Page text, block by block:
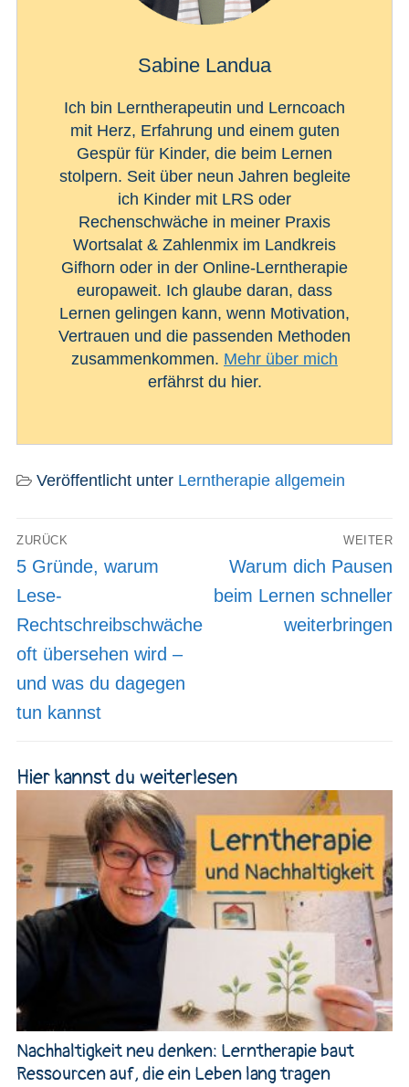
Sabine Landua
Ich bin Lerntherapeutin und Lerncoach
mit Herz, Erfahrung und einem guten
Gespür für Kinder, die beim Lernen
stolpern. Seit über neun Jahren begleite
ich Kinder mit LRS oder
Rechenschwäche in meiner Praxis
Wortsalat & Zahlenmix im Landkreis
Gifhorn oder in der Online-Lerntherapie
europaweit. Ich glaube daran, dass
Lernen gelingen kann, wenn Motivation,
Vertrauen und die passenden Methoden
zusammenkommen. Mehr über mich
erfährst du hier.
Veröffentlicht unter Lerntherapie allgemein
Beitragsnavigation
ZURÜCK
Vorheriger
Beitrag:
5 Gründe, warum
Lese-
Rechtschreibschwäche
oft übersehen wird –
und was du dagegen
tun kannst
WEITER
Nächster
Beitrag:
Warum dich Pausen
beim Lernen schneller
weiterbringen
Hier kannst du weiterlesen
Nachhaltigkeit neu denken: Lerntherapie baut
Ressourcen auf, die ein Leben lang tragen